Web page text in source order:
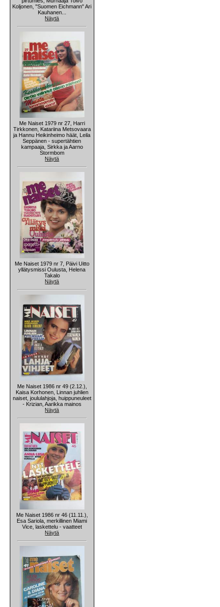
Koljonen, "Suomen Eichmann" Ari
Kauhanen...
Näytä
Me Naiset 1979 nr 27, Harri
Tirkkonen, Katariina Metsovaara
ja Hannu Heikinheimo häät, Leila
Seppänen - supertähtien
kampaaja, Sirkka ja Aarno
Stormbom
Näytä
Me Naiset 1979 nr 7, Päivi Uitto
yllätysmissi Oulusta, Helena
Takalo
Näytä
Me Naiset 1986 nr 49 (2.12.),
Kaisa Korhonen, Linnan juhlien
naiset, joululahjoja, huippuneuleet
- Krizian, Aarikka mainos
Näytä
Me Naiset 1986 nr 46 (11.11.),
Esa Sariola, merkillinen Miami
Vice, laskettelu - vaatteet
Näytä